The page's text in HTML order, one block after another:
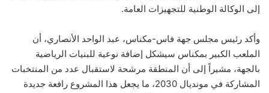
إلى الوكالة الوطنية للتجهيزات العامة.
وأكد رئيس مجلس جهة فاس-مكناس، عبد الواحد الأنصاري، أن
الملعب الكبير بمكناس سيشكل إضافة نوعية للبنيات الرياضية
بالجهة، مشيراً إلى أن المنطقة مرشحة لاستقبال عدد من المنتخبات
المشاركة في مونديال 2030، ما يجعل هذا المشروع رافعة جديدة